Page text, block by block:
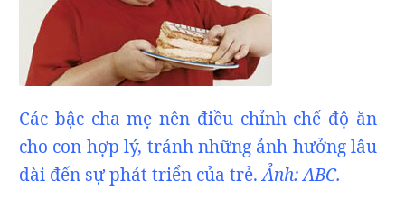
Các bậc cha mẹ nên điều chỉnh chế độ ăn
cho con hợp lý, tránh những ảnh hưởng lâu
dài đến sự phát triển của trẻ.Ảnh: ABC.